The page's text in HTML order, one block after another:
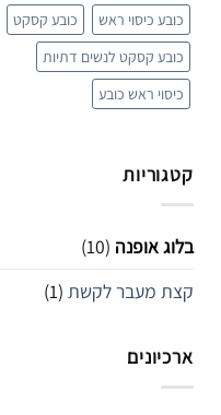
כובע כיסוי ראש
כובע קסקט
כובע קסקט לנשים דתיות
כיסוי ראש כובע
קטגוריות
בלוג אופנה (10)
קצת מעבר לקשת (1)
ארכיונים